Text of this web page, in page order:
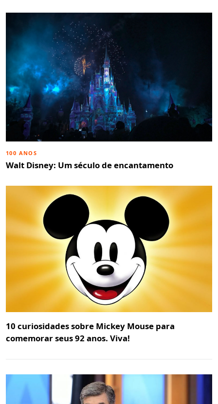
100 ANOS
Walt Disney: Um século de encantamento
10 curiosidades sobre Mickey Mouse para
comemorar seus 92 anos. Viva!